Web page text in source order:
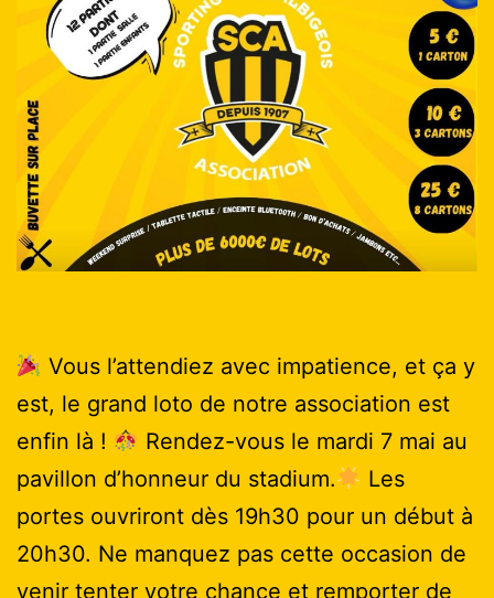
Vous l’attendiez avec impatience, et ça y
est, le grand loto de notre association est
enfin là !
Rendez-vous le mardi 7 mai au
pavillon d’honneur du stadium.
Les
portes ouvriront dès 19h30 pour un début à
20h30. Ne manquez pas cette occasion de
venir tenter votre chance et remporter de